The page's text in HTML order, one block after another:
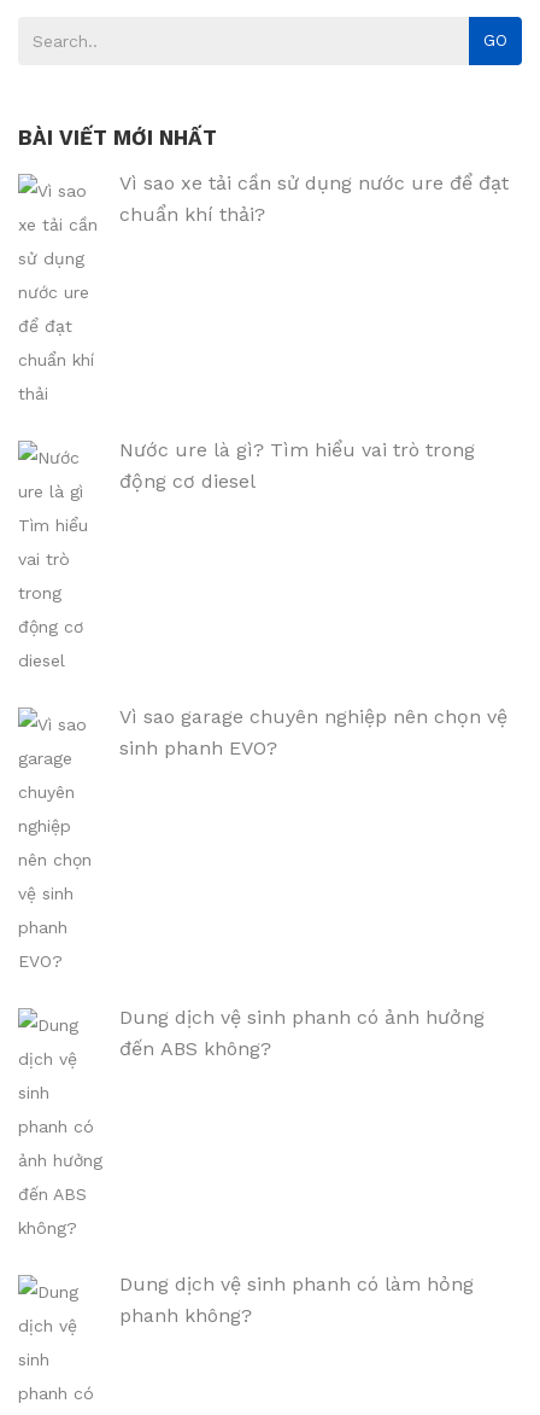
GO
BÀI VIẾT MỚI NHẤT
Vì sao xe tải cần sử dụng nước ure để đạt
chuẩn khí thải?
Nước ure là gì? Tìm hiểu vai trò trong
động cơ diesel
Vì sao garage chuyên nghiệp nên chọn vệ
sinh phanh EVO?
Dung dịch vệ sinh phanh có ảnh hưởng
đến ABS không?
Dung dịch vệ sinh phanh có làm hỏng
phanh không?